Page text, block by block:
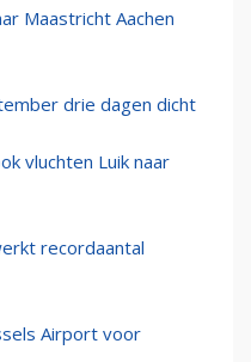
Maastricht Aachen
drie dagen dicht
vluchten Luik naar
recordaantal
Airport voor